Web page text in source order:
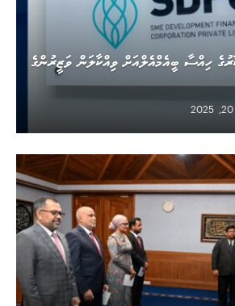
ހިއްސާ ބީއެމްއެލްއަށް ވިއްކާލަން ވަޒީރުންގެ